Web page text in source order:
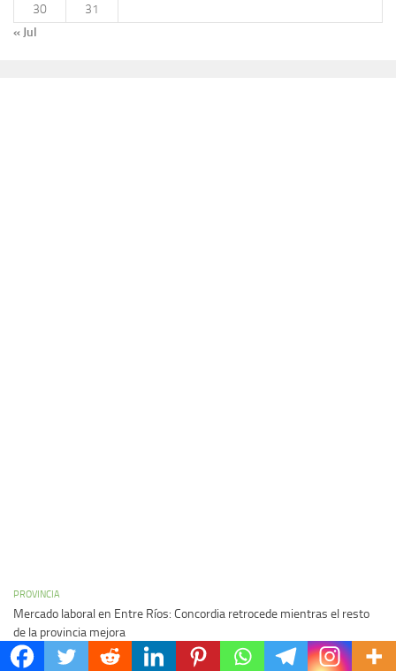
30
31
« Jul
PROVINCIA
Mercado laboral en Entre Ríos: Concordia retrocede mientras el resto
de la provincia mejora
08/08/2026